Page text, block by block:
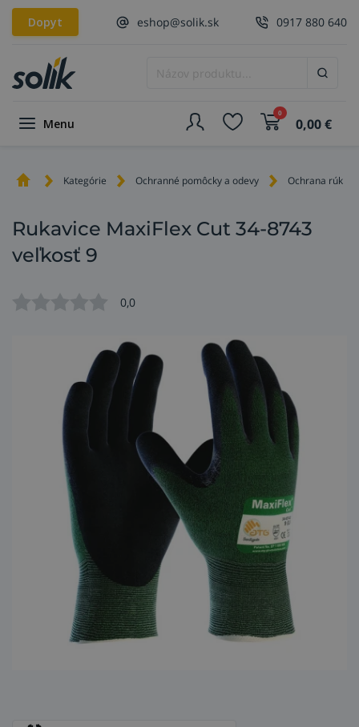
Dopyt eshop@solik.sk 0917 880 640
Menu
0
0,00€
Kategórie Ochranné pomôcky a odevy Ochrana rúk
Rukavice MaxiFlex Cut 34-8743
veľkosť 9
0,0